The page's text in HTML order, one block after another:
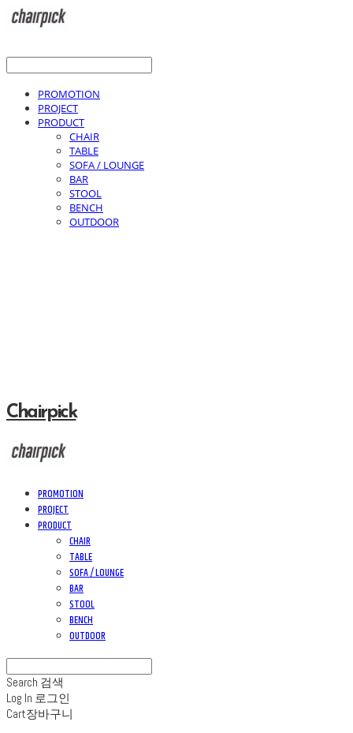
PROMOTION
PROJECT
PRODUCT
CHAIR
TABLE
SOFA / LOUNGE
BAR
STOOL
BENCH
OUTDOOR
Chairpick
PROMOTION
PROJECT
PRODUCT
CHAIR
TABLE
SOFA / LOUNGE
BAR
STOOL
BENCH
OUTDOOR
Search 검색
Log In 로그인
Cart장바구니